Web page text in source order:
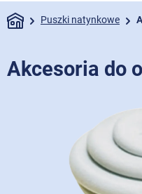
Puszki natynkowe
Akcesoria do